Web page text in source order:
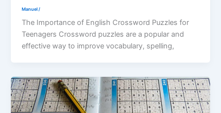
Manuel/
The Importance of English Crossword Puzzles for
Teenagers Crossword puzzles are a popular and
effective way to improve vocabulary, spelling,